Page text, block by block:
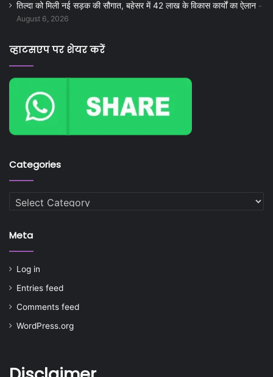
तिल्दा को मिली नई सड़क की सौगात, बहेसर में 42 लाख के विकास कार्यों का ऐलान
August 6, 2026
व्हाटसएप पर शेयर करें
Categories
Categories
Meta
Log in
Entries feed
Comments feed
WordPress.org